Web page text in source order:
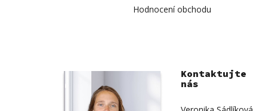
Hodnocení obchodu
Kontaktujte
nás